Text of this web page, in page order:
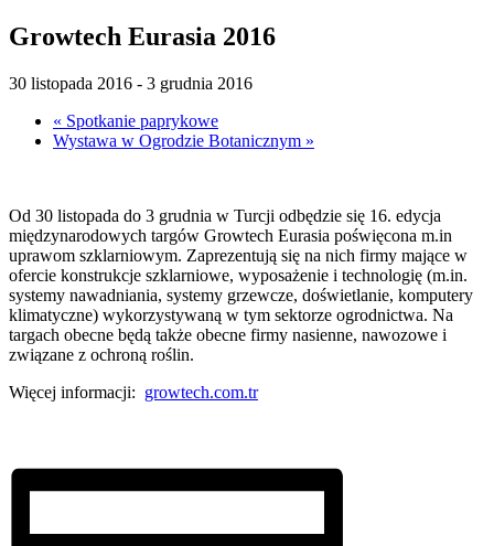
Growtech Eurasia 2016
30 listopada 2016 - 3 grudnia 2016
« Spotkanie paprykowe
Wystawa w Ogrodzie Botanicznym »
Od 30 listopada do 3 grudnia w Turcji odbędzie się 16. edycja
międzynarodowych targów Growtech Eurasia poświęcona m.in
uprawom szklarniowym. Zaprezentują się na nich firmy mające w
ofercie konstrukcje szklarniowe, wyposażenie i technologię (m.in.
systemy nawadniania, systemy grzewcze, doświetlanie, komputery
klimatyczne) wykorzystywaną w tym sektorze ogrodnictwa. Na
targach obecne będą także obecne firmy nasienne, nawozowe i
związane z ochroną roślin.
Więcej informacji: growtech.com.tr